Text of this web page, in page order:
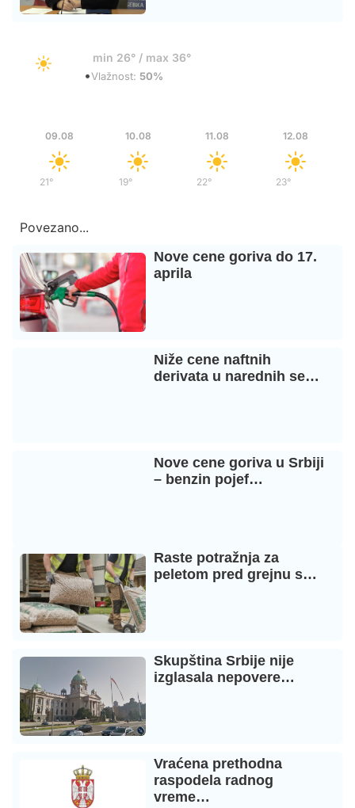
min 26° / max 36°
•Vlažnost: 50%
09.08
21°
10.08
19°
11.08
22°
12.08
23°/
Povezano...
Nove cene goriva do 17.
aprila
Niže cene naftnih
derivata u narednih se…
Nove cene goriva u Srbiji
– benzin pojef…
Raste potražnja za
peletom pred grejnu s…
Skupština Srbije nije
izglasala nepovere…
Vraćena prethodna
raspodela radnog
vreme…